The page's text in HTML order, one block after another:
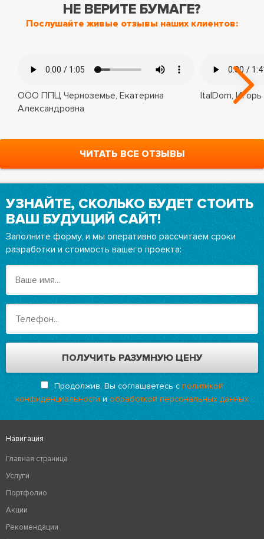
НЕ ВЕРИТЕ БУМАГЕ?
Послушайте живые отзывы наших клиентов:
ООО ППЦ Черноземье, Екатерина
Александровна
ItalDom, Игорь
ЧИТАТЬ ВСЕ ОТЗЫВЫ
УЗНАЙТЕ, СКОЛЬКО БУДЕТ СТОИТЬ
ВАШ БУДУЩИЙ САЙТ!
Заполните форму, и мы оперативно рассчитаем сроки
разработки и стоимость вашего проекта:
Продолжив, Вы соглашаетесь с политикой
конфиденциальности и обработкой персональных данных
Навигация
Главная страница
Услуги
Портфолио
Акции
Рекомендации